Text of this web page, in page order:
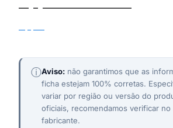
ⓘAviso:não garantimos que as
ficha estejam 100% corretas.
variar por região ou versão do
oficiais, recomendamos verificar no
fabricante.